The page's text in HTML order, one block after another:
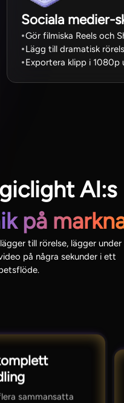
Sociala medier-
Gör filmiska Reels och
Lägg till dramatisk
Exportera klipp i 1080p
AI:s
på
till rörelse, lägger under
på några sekunder i ett
sammansatta